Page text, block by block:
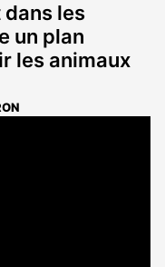
dans les
un plan
les animaux